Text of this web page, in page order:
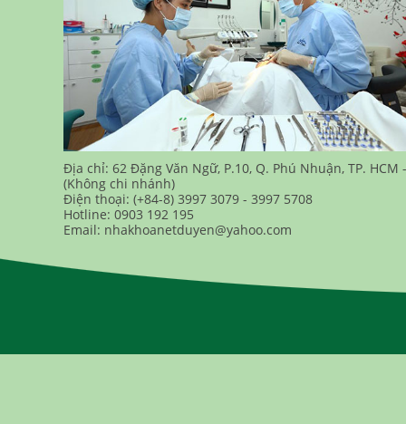
Địa chỉ: 62 Đặng Văn Ngữ, P.10, Q. Phú Nhuận, TP. HCM -
(Không chi nhánh)
Điện thoại: (+84-8) 3997 3079 - 3997 5708
Hotline: 0903 192 195
Email: nhakhoanetduyen@yahoo.com